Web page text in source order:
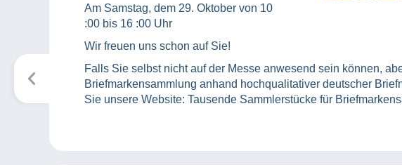
Am Samstag, dem 29. Oktober von 10
:00 bis 16 :00 Uhr
Wir freuen uns schon auf Sie!
Falls Sie selbst nicht auf der Messe anwesend sein können,
Briefmarkensammlung anhand hochqualitativer deutscher
Sie unsere Website: Tausende Sammlerstücke für